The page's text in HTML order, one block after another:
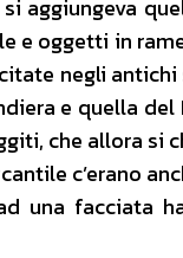
aggiungeva
oggetti in
negli
e quella
che allora si
c’erano
una facciata